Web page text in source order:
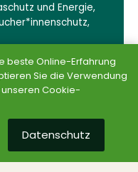
und Energie,
,
beste Online-Erfahrung
Sie die Verwendung
Cookie-
Datenschutz